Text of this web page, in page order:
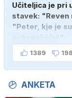
Učiteljica je pri
stavek: "Reven
"Peter, kje je
1389 198
ANKETA